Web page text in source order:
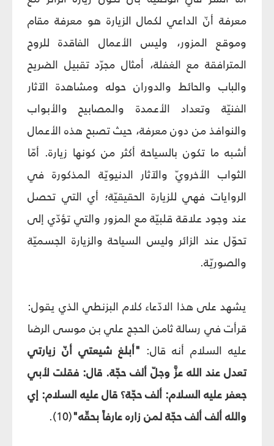
معرفة أنّ الداعي لكمال الزيارة هو معرفة مقام
وموقع المزور، وليس الأعمال الفاقدة للروح
المترافقة مع الغفلة، أمثال مجرّد تقبيل الضريح
والباب والحائط والدوران حوله ومشاهدة الآثار
الفنيّة وتعداد الأعمدة والمصابيح والأبواب
والنوافذ من دون معرفة، حيث تصبح هذه الأعمال
أشبه ما تكون بالسياحة أكثر من كونها زيارة. أمّا
الثواب الأخرويّ والآثار الدنيويّة المذكورة في
الروايات فهي للزيارة الحقيقيّة؛ أي التي تحصل
عند وجود علاقة قلبيّة مع المزور والتي تؤدّي إلى
تحوّل عند الزائر وليس السياحة والزيارة الجسميّة
والصوريّة.
يشهد على هذا الادّعاء كلام البزنطي الذي يقول:
قرأت في رسالة ثامن الحجج علي بن موسى الرضا
عليه السلام أنه قال: "أبلغ شيعتي أنّ زيارتي
تعدل عند الله عزَّ وجلّ ألف حجّة. قال: فقلت لأبي
جعفر عليه السلام: ألف حجّة؟ قال عليه السلام: إي
والله ألف ألف حجّة لمن زاره عارفاً بحقّه"(10).